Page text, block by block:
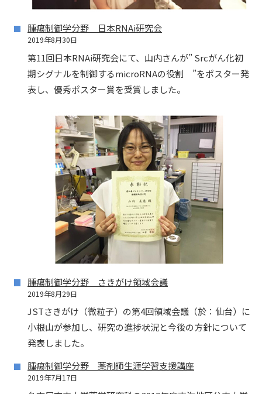
腫瘍制御学分野 日本RNAi研究会
2019年8月30日
第11回日本RNAi研究会にて、山内さんが” Srcがん化初
期シグナルを制御するmicroRNAの役割 ”をポスター発
表し、優秀ポスター賞を受賞しました。
腫瘍制御学分野 さきがけ領域会議
2019年8月29日
JSTさきがけ（微粒子）の第4回領域会議（於：仙台）に
小根山が参加し、研究の進捗状況と今後の方針について
発表しました。
腫瘍制御学分野 薬剤師生涯学習支援講座
2019年7月17日